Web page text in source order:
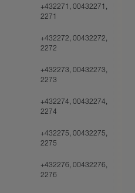
+432271, 00432271,
2271
+432272, 00432272,
2272
+432273, 00432273,
2273
+432274, 00432274,
2274
+432275, 00432275,
2275
+432276, 00432276,
2276